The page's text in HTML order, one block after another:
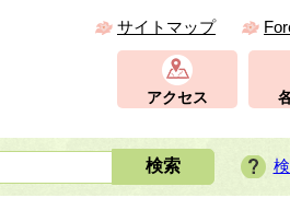
サイトマップ
アクセス